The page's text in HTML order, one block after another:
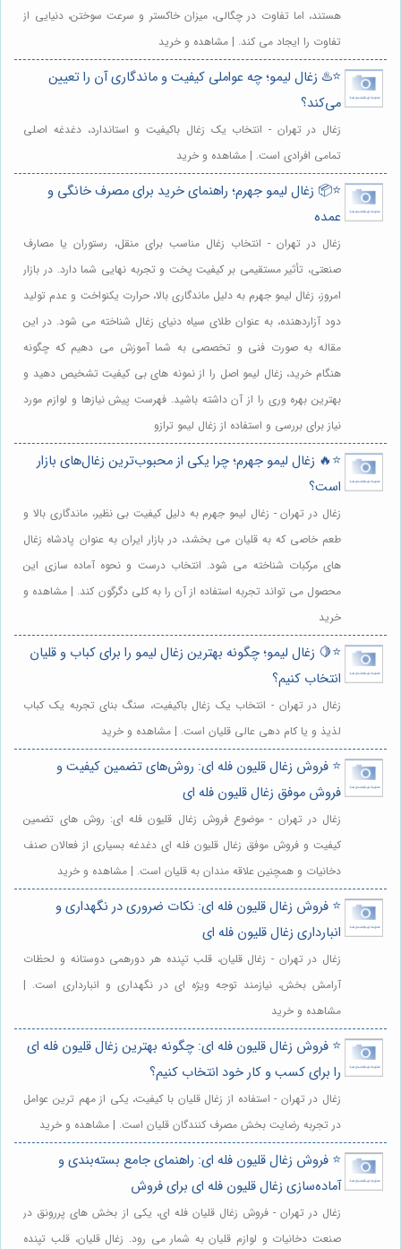
هستند، اما تفاوت در چگالی، میزان خاکستر و سرعت سوختن، دنیایی از
تفاوت را ایجاد می کند. | مشاهده و خرید
⭐️♨️ زغال لیمو؛ چه عواملی کیفیت و ماندگاری آن را تعیین
می‌کند؟
زغال در تهران - انتخاب یک زغال باکیفیت و استاندارد، دغدغه اصلی
تمامی افرادی است. | مشاهده و خرید
⭐️📦 زغال لیمو جهرم؛ راهنمای خرید برای مصرف خانگی و
عمده
زغال در تهران - انتخاب زغال مناسب برای منقل، رستوران یا مصارف
صنعتی، تأثیر مستقیمی بر کیفیت پخت و تجربه نهایی شما دارد. در بازار
امروز، زغال لیمو جهرم به دلیل ماندگاری بالا، حرارت یکنواخت و عدم تولید
دود آزاردهنده، به عنوان طلای سیاه دنیای زغال شناخته می شود. در این
مقاله به صورت فنی و تخصصی به شما آموزش می دهیم که چگونه
هنگام خرید، زغال لیمو اصل را از نمونه های بی کیفیت تشخیص دهید و
بهترین بهره وری را از آن داشته باشید. فهرست پیش نیازها و لوازم مورد
نیاز برای بررسی و استفاده از زغال لیمو ترازو
⭐️🔥 زغال لیمو جهرم؛ چرا یکی از محبوب‌ترین زغال‌های بازار
است؟
زغال در تهران - زغال لیمو جهرم به دلیل کیفیت بی نظیر، ماندگاری بالا و
طعم خاصی که به قلیان می بخشد، در بازار ایران به عنوان پادشاه زغال
های مرکبات شناخته می شود. انتخاب درست و نحوه آماده سازی این
محصول می تواند تجربه استفاده از آن را به کلی دگرگون کند. | مشاهده و
خرید
⭐️🍋 زغال لیمو؛ چگونه بهترین زغال لیمو را برای کباب و قلیان
انتخاب کنیم؟
زغال در تهران - انتخاب یک زغال باکیفیت، سنگ بنای تجربه یک کباب
لذیذ و یا کام دهی عالی قلیان است. | مشاهده و خرید
⭐️ فروش زغال قلیون فله ای: روش‌های تضمین کیفیت و
فروش موفق زغال قلیون فله ای
زغال در تهران - موضوع فروش زغال قلیون فله ای: روش های تضمین
کیفیت و فروش موفق زغال قلیون فله ای دغدغه بسیاری از فعالان صنف
دخانیات و همچنین علاقه مندان به قلیان است. | مشاهده و خرید
⭐️ فروش زغال قلیون فله ای: نکات ضروری در نگهداری و
انبارداری زغال قلیون فله ای
زغال در تهران - زغال قلیان، قلب تپنده هر دورهمی دوستانه و لحظات
آرامش بخش، نیازمند توجه ویژه ای در نگهداری و انبارداری است. |
مشاهده و خرید
⭐️ فروش زغال قلیون فله ای: چگونه بهترین زغال قلیون فله ای
را برای کسب و کار خود انتخاب کنیم؟
زغال در تهران - استفاده از زغال قلیان با کیفیت، یکی از مهم ترین عوامل
در تجربه رضایت بخش مصرف کنندگان قلیان است. | مشاهده و خرید
⭐️ فروش زغال قلیون فله ای: راهنمای جامع بسته‌بندی و
آماده‌سازی زغال قلیون فله ای برای فروش
زغال در تهران - فروش زغال قلیان فله ای، یکی از بخش های پررونق در
صنعت دخانیات و لوازم قلیان به شمار می رود. زغال قلیان، قلب تپنده